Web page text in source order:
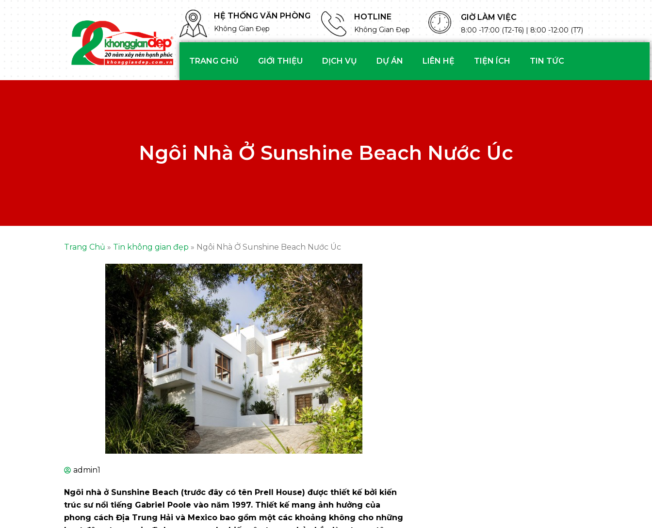
HỆ THỐNG VĂN PHÒNG
Không Gian Đẹp
HOTLINE
Không Gian Đẹp
GIỜ LÀM VIỆC
8:00 -17:00 (T2-T6) | 8:00 -12:00 (T7)
TRANG CHỦ GIỚI THIỆU DỊCH VỤ DỰ ÁN LIÊN HỆ TIỆN ÍCH TIN TỨC
Ngôi Nhà Ở Sunshine Beach Nước Úc
Trang Chủ » Tin không gian đẹp » Ngôi Nhà Ở Sunshine Beach Nước Úc
admin1
Ngôi nhà ở Sunshine Beach (trước đây có tên Prell House) được thiết kế bởi kiến
trúc sư nổi tiếng Gabriel Poole vào năm 1997. Thiết kế mang ảnh hưởng của
phong cách Địa Trung Hải và Mexico bao gồm một các khoảng không cho những